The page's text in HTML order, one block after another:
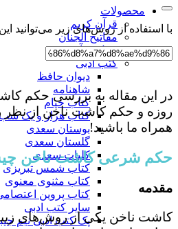
محصولات
قرآن کریم
مفاتیح الجنان
رحل قرآن
کتب ادبی
دیوان حافظ
شاهنامه
کتاب خیام
کتاب هزار و یک
بوستان سعدی
گلستان سعدی
کلیات سعدی
کتاب شمس تبریزی
کتاب مثنوی معنوی
کتاب پروین
سایر کتب ادبی
پک کتب ادبی نیم
با استفاده از روش‌های زیر می‌توانید
در این مقاله به بررسی حکم
روزه و حکم کاشت ناخن از نظر
همراه ما باشید!
حکم شرعی کاشت ناخن
مقدمه
کاشت ناخن یکی از روش‌های